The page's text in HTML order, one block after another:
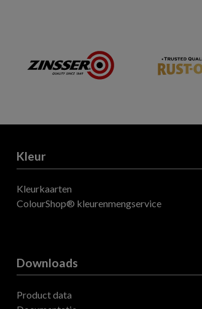
Kleur
Kleurkaarten
ColourShop® kleurenmengservice
Downloads
Product data